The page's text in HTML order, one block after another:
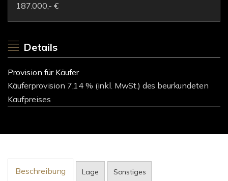
187.000,- €
Details
Provision für Käufer
Käuferprovision 7,14 % (inkl. MwSt.) des beurkundeten
Kaufpreises
Beschreibung Lage Sonstiges